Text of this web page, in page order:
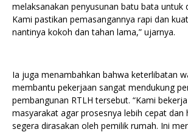
melaksanakan penyusunan batu bata untuk
Kami pastikan pemasangannya rapi dan
nantinya kokoh dan tahan lama,” ujarnya.
Ia juga menambahkan bahwa keterlibatan
membantu pekerjaan sangat mendukung
pembangunan RTLH tersebut. “Kami
masyarakat agar prosesnya lebih cepat dan
segera dirasakan oleh pemilik rumah. Ini